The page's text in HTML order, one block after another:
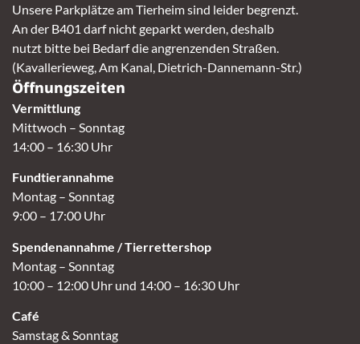
Unsere Parkplätze am Tierheim sind leider begrenzt.
An der B401 darf nicht geparkt werden, deshalb
nutzt bitte bei Bedarf die angrenzenden Straßen.
(Kavallerieweg, Am Kanal, Dietrich-Dannemann-Str.)
Öffnungszeiten
Vermittlung
Mittwoch – Sonntag
14:00 – 16:30 Uhr
Fundtierannahme
Montag – Sonntag
9:00 – 17:00 Uhr
Spendenannahme / Tierrettershop
Montag – Sonntag
10:00 – 12:00 Uhr und 14:00 – 16:30 Uhr
Café
Samstag & Sonntag